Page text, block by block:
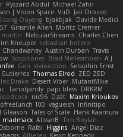
Ryszard Abdul Michael Zahn
| Vision Space VuD Jaii Orozco
Ouyang bjakbjak
Davide Medici
Ginsnile Allen Moritz Cremer
martin NebularStreams Charles Chen
Jim Kneuper sebastian botero
Chandwaney Austin Durban Travis
Scopitones Brad Mellesmoen A J
Gen viviisection Seraphin Ernst
Thomas Elrod ZED ZED
Drake Desert Viber MutantMike
Lariotjandy papi bless DRKRM
nic96 Dzät Maxim Krioukov
100 vagueish Infinitipo
Gleason Tales of Scale Hank Kaamura
madmacx AlisserB Tim Boylan
Rafal Higgins Angel Diaz
Alheren Kevin Kennedy